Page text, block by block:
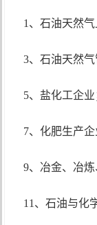
1、石油天然
3、石油天然
5、盐化工
7、化肥生
9、冶金、冶
11、石油与化